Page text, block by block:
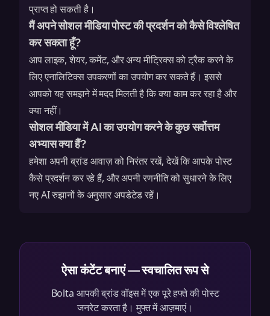
प्राप्त हो सकती है।
मैं अपने सोशल मीडिया पोस्ट की प्रदर्शन को कैसे विश्लेषित
कर सकता हूँ?
आप लाइक, शेयर, कमेंट, और अन्य मीट्रिक्स को ट्रैक करने के
लिए एनालिटिक्स उपकरणों का उपयोग कर सकते हैं। इससे
आपको यह समझने में मदद मिलती है कि क्या काम कर रहा है और
क्या नहीं।
सोशल मीडिया में AI का उपयोग करने के कुछ सर्वोत्तम
अभ्यास क्या हैं?
हमेशा अपनी ब्रांड आवाज़ को निरंतर रखें, देखें कि आपके पोस्ट
कैसे प्रदर्शन कर रहे हैं, और अपनी रणनीति को सुधारने के लिए
नए AI रुझानों के अनुसार अपडेटेड रहें।
ऐसा कंटेंट बनाएं — स्वचालित रूप से
Bolta आपकी ब्रांड वॉइस में एक पूरे हफ्ते की पोस्ट
जनरेट करता है। मुफ्त में आज़माएं।